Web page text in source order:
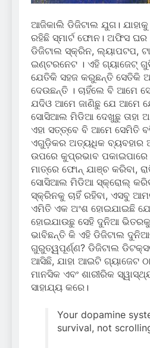
ଆଜିକାଲି ଡିଜିଟାଲ ଯୁଗ। ଯାହାକୁ
ରହିଛି ସ୍ମାର୍ଟ ଫୋନ। ଅଫିସ
ଡିଜିଟାଲ ସ୍କ୍ରିନ, ଲ୍ୟାପଟପ,
ଇଣ୍ଟରନେଟ । ଏହି ଗ୍ୟାଜେଟ୍
ଯେତିକି ସହଜ କରୁଛନ୍ତି ସେତିକି
ଦେଉଛନ୍ତି । ଚାହିଁଲେ ବି ଆମେ
ଯଦିଓ ଆମେ ଜାଣିଛୁ ଯେ ଆମେ
ସୋସିଆଲ ମିଡିଆ ଦେଖୁଛୁ ତାହା
ଏହା ସତ୍ତ୍ବେ ବି ଆମେ ସେମିତି
ଏଗୁଡ଼ିକର ଅତ୍ୟଧିକ ବ୍ୟବହାର
ଉପରେ କୁପ୍ରଭାବ
ମାତ୍ରେ ଫୋନ୍ ଯାଞ୍ଚ କରିବା,
ସୋସିଆଲ ମିଡିଆ ସ୍କ୍ରୋଲ୍ କରିବା
ସ୍କ୍ରିନକୁ ଚାହିଁ ରହିବା, ଏସବୁ
ଏମିତି ଏକ ଅଂଶ ହୋଇଯାଇଛି
ହୋଇଯାଉଛୁ ସେହି ଦୁନିଆ
ଭାବିଛନ୍ତି କି ଏହି ଡିଜିଟାଲ
ଗୁରୁତ୍ୱପୂର୍ଣ୍ଣ? ଡିଜିଟାଲ
ଆସିଛି, ଯାହା ଆଇଟି ଗ୍ୟାଜେଟ
ମାନସିକ ଏବଂ ଶାରୀରିକ
ସାହାଯ୍ୟ କରେ।
Your dopamine
survival, not